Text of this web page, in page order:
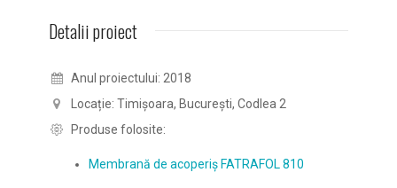
Detalii proiect
Anul proiectului: 2018
Locație: Timișoara, București, Codlea 2
Produse folosite:
Membrană de acoperiș FATRAFOL 810